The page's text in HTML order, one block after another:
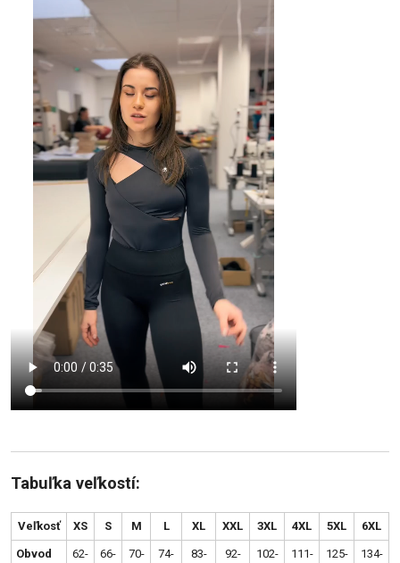
Tabuľka veľkostí:
Veľkosť XS S M L XL XXL 3XL 4XL 5XL 6XL
Obvod
62-
66-
70-
74-
83-
92-
102-
111-
125-
134-